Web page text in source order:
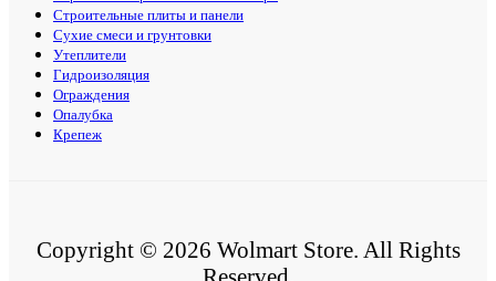
Строительные плиты и панели
Сухие смеси и грунтовки
Утеплители
Гидроизоляция
Ограждения
Опалубка
Крепеж
Copyright © 2026 Wolmart Store. All Rights